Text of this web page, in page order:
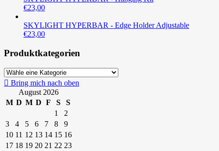
€23,00
SKYLIGHT HYPERBAR - Edge Holder Adjustable
€23,00
Produktkategorien
Bring mich nach oben
August 2026
M D M D F S S
1
2
3
4 5 6 7 8
9
10 11 12 13 14 15 16
17 18 19 20 21 22 23